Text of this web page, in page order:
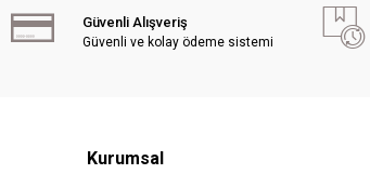
Güvenli Alışveriş
Güvenli ve kolay ödeme sistemi
Kurumsal